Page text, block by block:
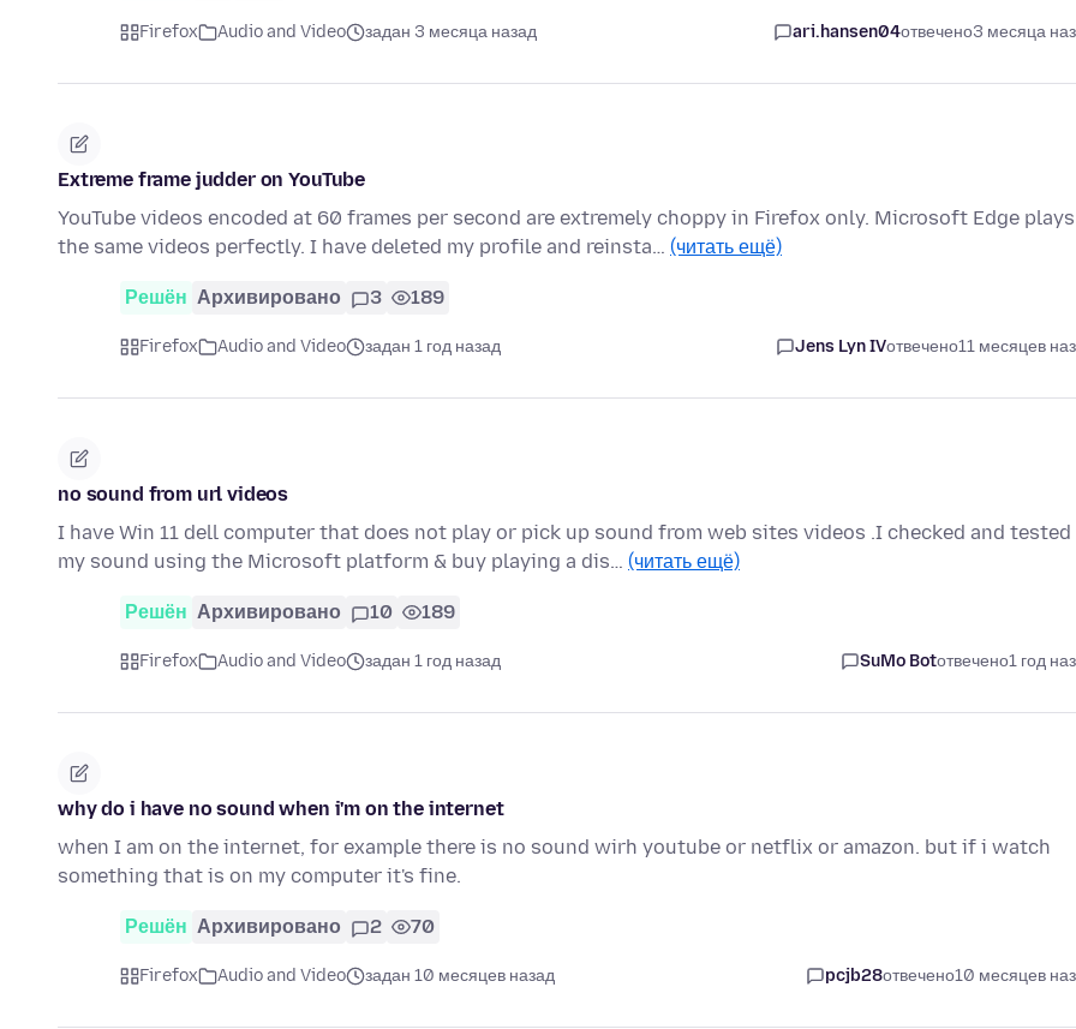
Firefox Audio and Video задан 3 месяца назад ari.hansen04отвечено3 месяца
Extreme frame judder on YouTube
YouTube videos encoded at 60 frames per second are extremely choppy in Firefox only. Microsoft Edge plays
the same videos perfectly. I have deleted my profile and reinsta… (читать ещё)
Решён Архивировано 3 189
Firefox Audio and Video задан 1 год назад Jens Lyn IVотвечено11 месяцев
no sound from url videos
I have Win 11 dell computer that does not play or pick up sound from web sites videos .I checked and tested
my sound using the Microsoft platform & buy playing a dis… (читать ещё)
Решён Архивировано 10 189
Firefox Audio and Video задан 1 год назад SuMo Botотвечено1 год
why do i have no sound when i'm on the internet
when I am on the internet, for example there is no sound wirh youtube or netflix or amazon. but if i watch
something that is on my computer it's fine.
Решён Архивировано 2 70
Firefox Audio and Video задан 10 месяцев назад pcjb28отвечено10 месяцев